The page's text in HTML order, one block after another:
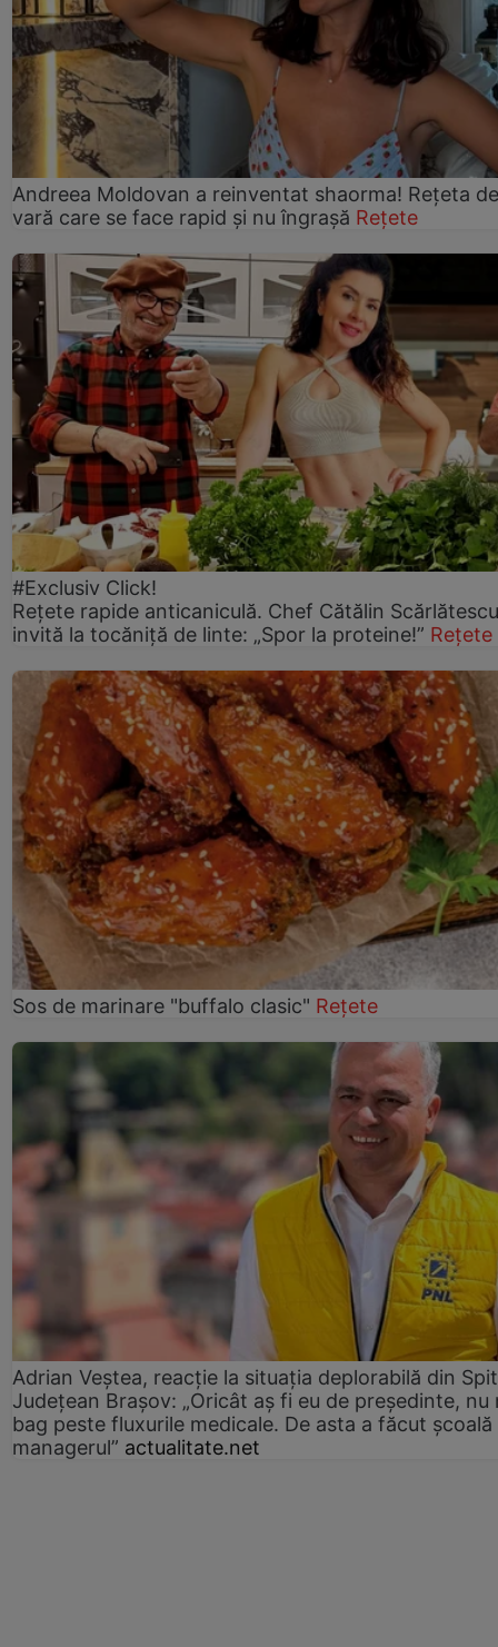
Andreea Moldovan a reinventat shaorma! Rețeta de
vară care se face rapid și nu îngrașă Rețete
#Exclusiv Click!
Rețete rapide anticaniculă. Chef Cătălin
invită la tocăniță de linte: „Spor la proteine!” Rețete
Sos de marinare "buffalo clasic" Rețete
Adrian Veștea, reacție la situația deplorabilă din
Județean Brașov: „Oricât aș fi eu de președinte, nu
bag peste fluxurile medicale. De asta a făcut școală
managerul” actualitate.net